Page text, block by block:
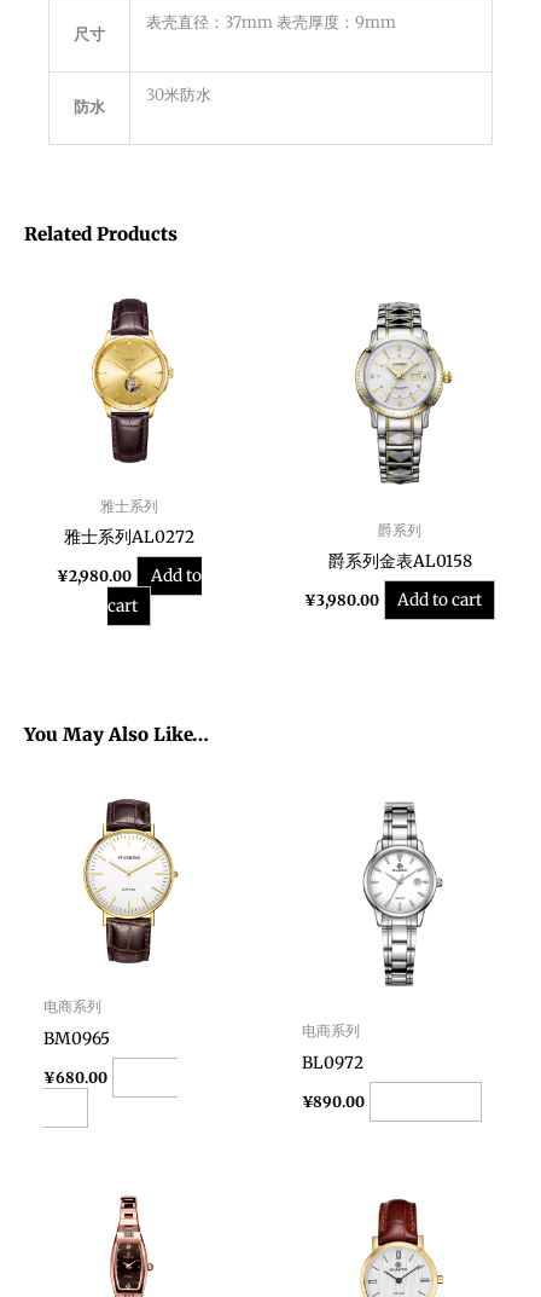
尺寸
表壳直径：37mm 表壳厚度：9mm
防水
30米防水
Related Products
雅士系列
雅士系列AL0272
¥2,980.00
Add to
cart
爵系列
爵系列金表AL0158
¥3,980.00 Add to cart
You May Also Like…
电商系列
BM0965
¥680.00
电商系列
BL0972
¥890.00